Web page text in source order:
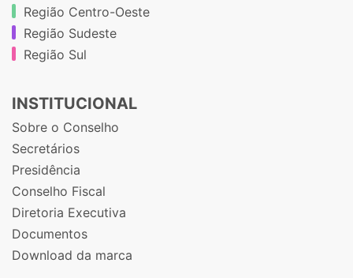
Região Centro-Oeste
Região Sudeste
Região Sul
INSTITUCIONAL
Sobre o Conselho
Secretários
Presidência
Conselho Fiscal
Diretoria Executiva
Documentos
Download da marca